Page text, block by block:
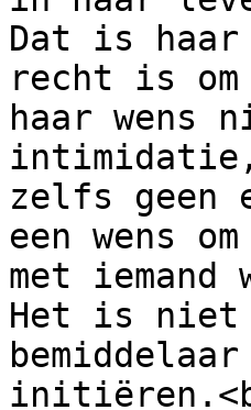
Dat is haar
recht is om
haar wens
zelfs
een wens
met
Het is niet